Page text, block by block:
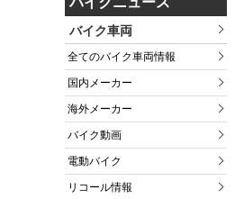
バイク車両
全てのバイク車両情報
国内メーカー
海外メーカー
バイク動画
電動バイク
リコール情報